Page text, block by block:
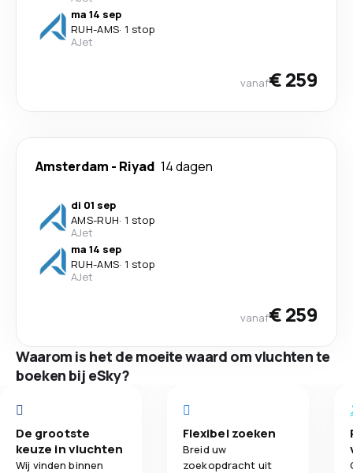
ma 14 sep
RUH-AMS· 1 stop
AJet
vanaf€ 259
Amsterdam - Riyad 14 dagen
di 01 sep
AMS-RUH· 1 stop
AJet
ma 14 sep
RUH-AMS· 1 stop
AJet
vanaf€ 259
Waarom is het de moeite waard om vluchten te
boeken bij eSky?
De grootste
keuze in vluchten
Wij vinden binnen
Flexibel zoeken
Breid uw
zoekopdracht uit